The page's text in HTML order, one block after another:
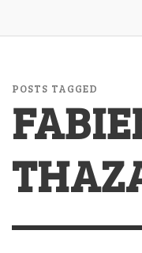
POSTS TAGGED